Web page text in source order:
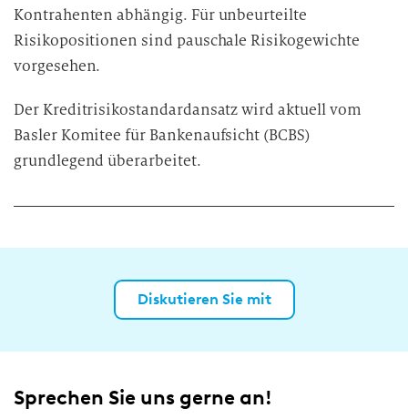
Kontrahenten abhängig. Für unbeurteilte
Risikopositionen sind pauschale Risikogewichte
vorgesehen.
Der Kreditrisikostandardansatz wird aktuell vom
Basler Komitee für Bankenaufsicht (BCBS)
grundlegend überarbeitet.
Diskutieren Sie mit
Sprechen Sie uns gerne an!